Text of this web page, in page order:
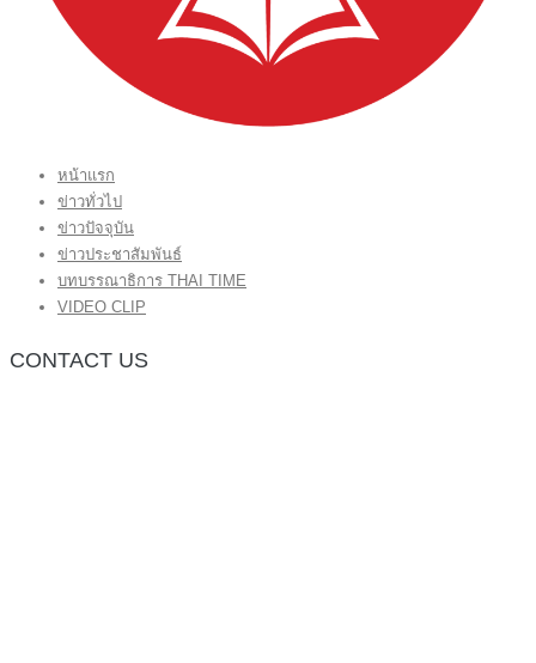
หน้าแรก
ข่าวทั่วไป
ข่าวปัจจุบัน
ข่าวประชาสัมพันธ์
บทบรรณาธิการ THAI TIME
VIDEO CLIP
CONTACT US